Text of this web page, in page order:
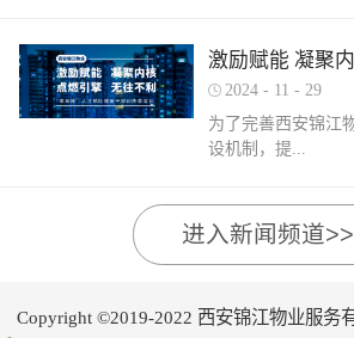
下的重要知识点串
考，比赛中，选手
出了各自领域应有
种共计取得了二等
的问题及知识盲区
质部快速反应，第
内部专项培训，进
经验和答题技巧进
充电，切勿长时间
车内严禁放置打火
移动电源等易燃易
车载灭火器，定期
躺在床上、沙发上
可燃物品。 使用电
全，用完及时断开
“干烧”引发火灾。
露水后不要立即靠
获“全市技能竞赛
业曹林、张小刚、
等奖”西安锦江物业
竞赛“二等奖”西安
兵、潘保民、毛亚
刚、岳程妮等人分
奖”。在这个追求卓
升整个团队的专业
陕西省物业管理协
号。岁末回首，总
会召开盛会，表彰
的广阔舞台上绽放
1A期 项目经理 齐
江物业诸多优秀项
表着西安锦江物业
奖是荣誉也是动力
们作为榜样领航，
2024 - 11 - 29
为了完善西安锦江
设机制，提...
高物业服务水平和
计划的进行人才储
江物业组织开展以“
进入新闻频道>>
Copyright ©2019-2022 西安锦江物业服务